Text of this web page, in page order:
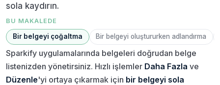
sola kaydırın.
BU MAKALEDE
Bir belgeyi çoğaltma Bir belgeyi oluştururken adlandırma
Sparkify uygulamalarında belgeleri doğrudan belge
listenizden yönetirsiniz. Hızlı işlemler Daha Fazla ve
Düzenle'yi ortaya çıkarmak için bir belgeyi sola